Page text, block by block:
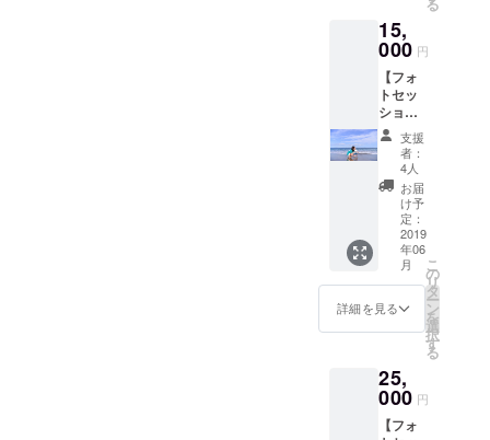
ていた
だきま
した
ら、そ
のテー
マの写
真リス
トを
メール
にてお
送りし
ます。
そのリ
ストの
中から
さらに
選んで
リント
してお
届けと
なりま
15,
000 円
【フォ
トセッ
ショ
ン】
《東京
近郊限
定》撮
影しま
す！
ポート
レー
ト、
カップ
ルフォ
ト、
ファミ
フォ
ト、イ
ベント
撮影、
支援
者：
4人
お届
け予
定：
2019
年06
月
詳細を見る
こ
の
リ
タ
ー
ン
を
選
択
す
る
25,
000 円
【フォ